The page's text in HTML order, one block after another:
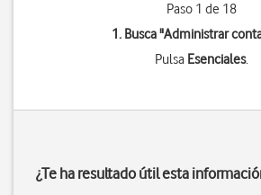
Paso 1 de 18
1. Busca "Administrar
Pulsa Esenciales.
¿Te ha resultado útil esta